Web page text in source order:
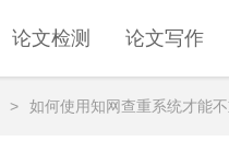
论文检测 论文写作
> 如何使用知网查重系统才能不